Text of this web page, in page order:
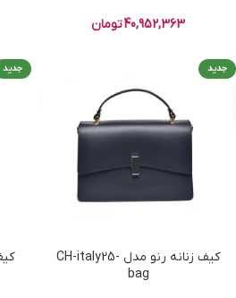
40,952,363تومان
جدید
کیف زنانه رنو مدل CH-italy25-
bag
جدید